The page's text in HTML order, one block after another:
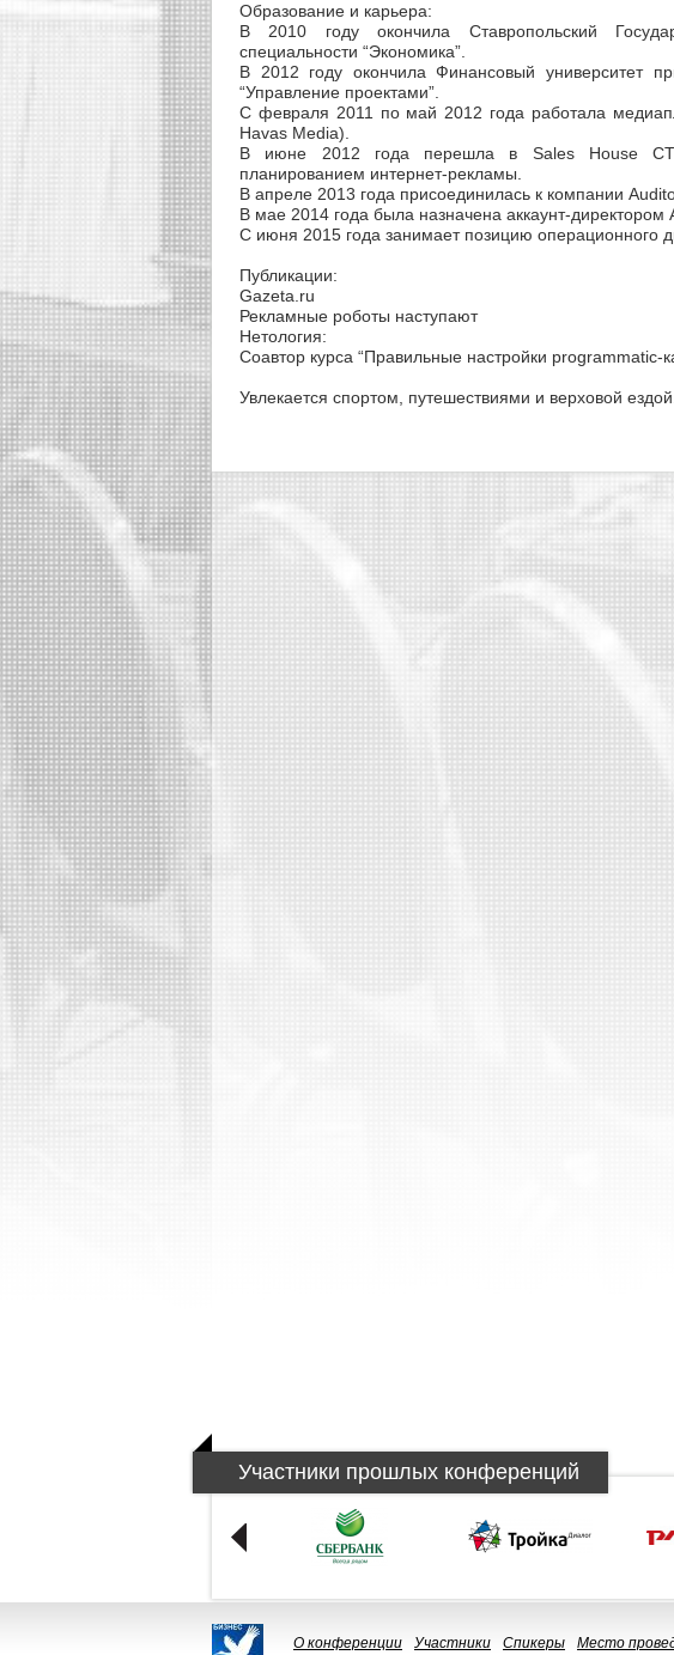
Образование и карьера:
В 2010 году окончила Ставропольский
специальности “Экономика”.
В 2012 году окончила Финансовый университет
“Управление проектами”.
C февраля 2011 по май 2012 года работала
Havas Media).
В июне 2012 года перешла в Sales House
планированием интернет-рекламы.
В апреле 2013 года присоединилась к компании
В мае 2014 года была назначена аккаунт-директором
C июня 2015 года занимает позицию операционного
Публикации:
Gazeta.ru
Рекламные роботы наступают
Нетология:
Соавтор курса “Правильные настройки programmatic-
Увлекается спортом, путешествиями и верховой ездой.
Участники прошлых конференций
О конференции Участники Спикеры Место